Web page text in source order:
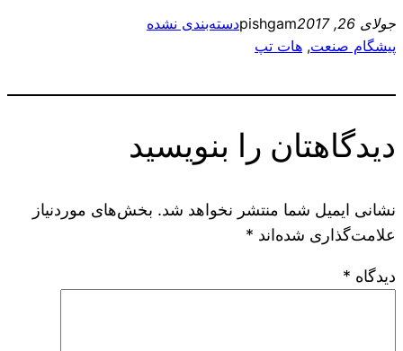
جولای 26, 2017 pishgamدسته‌بندی نشده
پیشگام صنعت, هات تپ
دیدگاهتان را بنویسید
نشانی ایمیل شما منتشر نخواهد شد. بخش‌های موردنیاز
علامت‌گذاری شده‌اند *
دیدگاه *